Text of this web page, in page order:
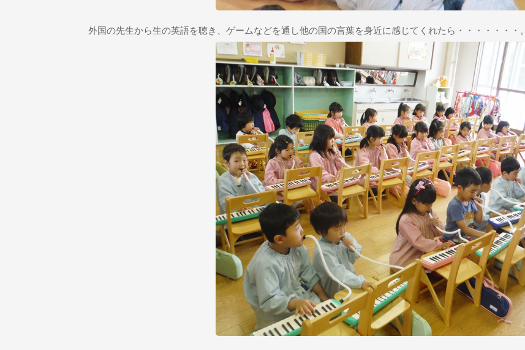
外国の先生から生の英語を聴き、ゲームなどを通し他の国の言葉を身近に感じてくれたら・・・・・・・。